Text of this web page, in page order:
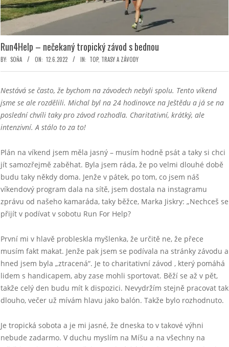
Run4Help – nečekaný tropický závod s bednou
BY: SOŇA ON: 12.6.2022 IN: TOP, TRASY A ZÁVODY
Nestává se často, že bychom na závodech nebyli spolu. Tento víkend
jsme se ale rozdělili. Michal byl na 24 hodinovce na Ještědu a já se na
poslední chvíli taky pro závod rozhodla. Charitativní, krátký, ale
intenzivní. A stálo to za to!
Plán na víkend jsem měla jasný – musím hodně psát a taky si chci
jít samozřejmě zaběhat. Byla jsem ráda, že po velmi dlouhé době
budu taky někdy doma. Jenže v pátek, po tom, co jsem náš
víkendový program dala na sítě, jsem dostala na instagramu
zprávu od našeho kamaráda, taky běžce, Marka Jiskry: „Nechceš se
přijít v podívat v sobotu Run For Help?
První mi v hlavě probleskla myšlenka, že určitě ne, že přece
musím fakt makat. Jenže pak jsem se podívala na stránky závodu a
hned jsem byla „ztracená“. Je to charitativní závod , který pomáhá
lidem s handicapem, aby zase mohli sportovat. Běží se až v pět,
takže celý den budu mít k dispozici. Nevydržím stejně pracovat tak
dlouho, večer už mívám hlavu jako balón. Takže bylo rozhodnuto.
Je tropická sobota a je mi jasné, že dneska to v takové výhni
nebude zadarmo. V duchu myslím na Míšu a na všechny na